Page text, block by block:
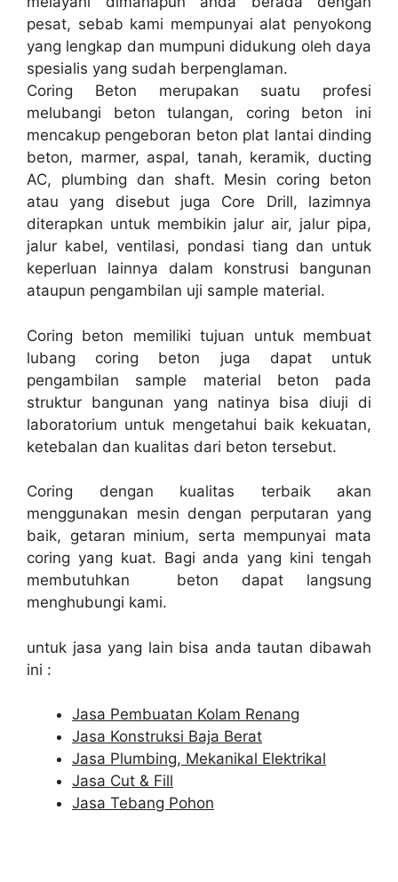
pesat, sebab kami mempunyai alat penyokong
yang lengkap dan mumpuni didukung oleh daya
spesialis yang sudah berpenglaman.
Coring Beton merupakan suatu profesi
melubangi beton tulangan, coring beton ini
mencakup pengeboran beton plat lantai dinding
beton, marmer, aspal, tanah, keramik, ducting
AC, plumbing dan shaft. Mesin coring beton
atau yang disebut juga Core Drill, lazimnya
diterapkan untuk membikin jalur air, jalur pipa,
jalur kabel, ventilasi, pondasi tiang dan untuk
keperluan lainnya dalam konstrusi bangunan
ataupun pengambilan uji sample material.
Coring beton memiliki tujuan untuk membuat
lubang coring beton juga dapat untuk
pengambilan sample material beton pada
struktur bangunan yang natinya bisa diuji di
laboratorium untuk mengetahui baik kekuatan,
ketebalan dan kualitas dari beton tersebut.
Coring dengan kualitas terbaik akan
menggunakan mesin dengan perputaran yang
baik, getaran minium, serta mempunyai mata
coring yang kuat. Bagi anda yang kini tengah
membutuhkan beton dapat langsung
menghubungi kami.
untuk jasa yang lain bisa anda tautan dibawah
ini :
Jasa Pembuatan Kolam Renang
Jasa Konstruksi Baja Berat
Jasa Plumbing, Mekanikal Elektrikal
Jasa Cut & Fill
Jasa Tebang Pohon